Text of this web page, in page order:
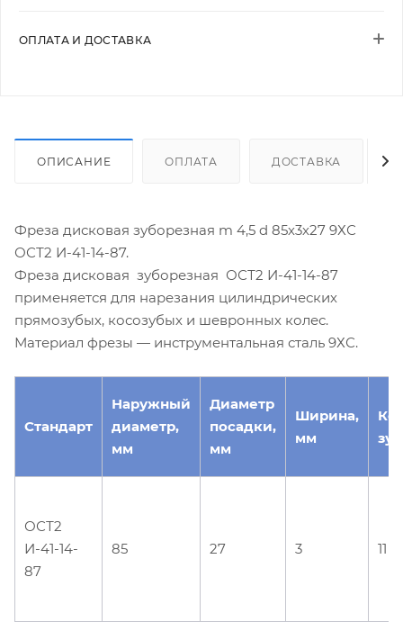
ОПЛАТА И ДОСТАВКА
ОПИСАНИЕ ОПЛАТА ДОСТАВКА
Фреза дисковая зуборезная m 4,5 d 85х3х27 9ХС
ОСТ2 И-41-14-87.
Фреза дисковая зуборезная ОСТ2 И-41-14-87
применяется для нарезания цилиндрических
прямозубых, косозубых и шевронных колес.
Материал фрезы — инструментальная сталь 9ХС.
Стандарт
Наружный
диаметр,
мм
Диаметр
посадки,
мм
Ширина,
мм
ОСТ2
И-41-14-
87
85 27 3 11